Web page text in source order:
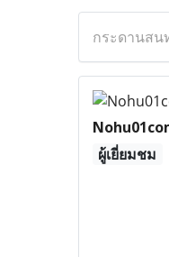
กระดานสน
ผู้เยี่ยมชม